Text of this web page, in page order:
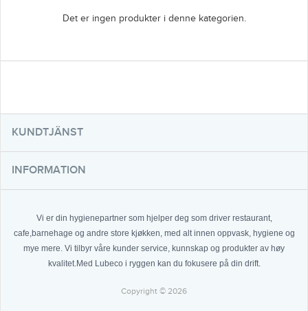
Det er ingen produkter i denne kategorien.
KUNDTJÄNST
INFORMATION
Vi er din hygienepartner som hjelper deg som driver restaurant,
cafe,barnehage og andre store kjøkken, med alt innen oppvask, hygiene og
mye mere. Vi tilbyr våre kunder service, kunnskap og produkter av høy
kvalitet.Med Lubeco i ryggen kan du fokusere på din drift.
Copyright © 2026